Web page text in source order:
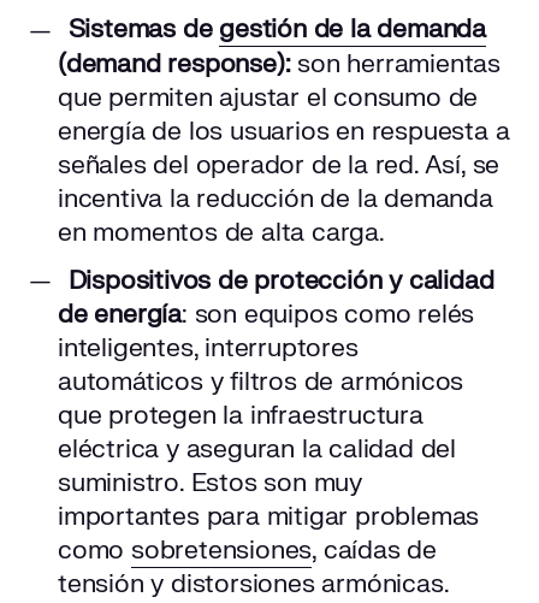
Sistemas de gestión de la demanda
(demand response): son herramientas
que permiten ajustar el consumo de
energía de los usuarios en respuesta a
señales del operador de la red. Así, se
incentiva la reducción de la demanda
en momentos de alta carga.
Dispositivos de protección y calidad
de energía: son equipos como relés
inteligentes, interruptores
automáticos y filtros de armónicos
que protegen la infraestructura
eléctrica y aseguran la calidad del
suministro. Estos son muy
importantes para mitigar problemas
como sobretensiones, caídas de
tensión y distorsiones armónicas.